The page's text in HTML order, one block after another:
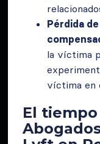
Pérdida
la víctima
víctima en
El